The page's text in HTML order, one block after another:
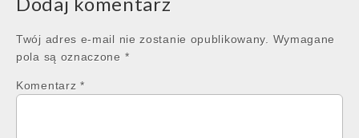
Twój adres e-mail nie zostanie opublikowany.
Wymagane
pola są oznaczone *
Komentarz *